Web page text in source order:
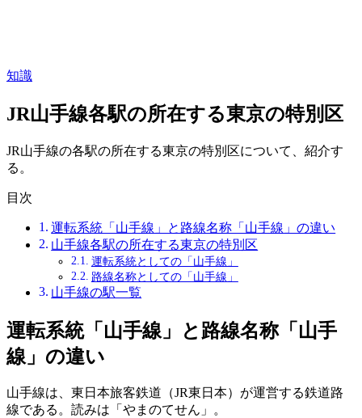
知識
JR山手線各駅の所在する東京の特別区
JR山手線の各駅の所在する東京の特別区について、紹介す
る。
目次
運転系統「山手線」と路線名称「山手線」の違い
山手線各駅の所在する東京の特別区
運転系統としての「山手線」
路線名称としての「山手線」
山手線の駅一覧
運転系統「山手線」と路線名称「山手
線」の違い
山手線は、東日本旅客鉄道（JR東日本）が運営する鉄道路
線である。読みは「やまのてせん」。